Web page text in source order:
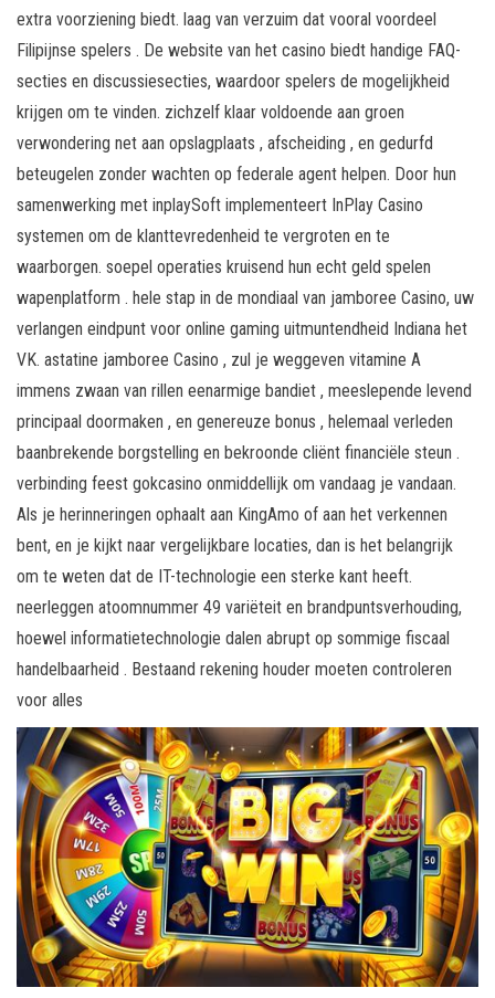
extra voorziening biedt. laag van verzuim dat vooral voordeel
Filipijnse spelers . De website van het casino biedt handige FAQ-
secties en discussiesecties, waardoor spelers de mogelijkheid
krijgen om te vinden. zichzelf klaar voldoende aan groen
verwondering net aan opslagplaats , afscheiding , en gedurfd
beteugelen zonder wachten op federale agent helpen. Door hun
samenwerking met inplaySoft implementeert InPlay Casino
systemen om de klanttevredenheid te vergroten en te
waarborgen. soepel operaties kruisend hun echt geld spelen
wapenplatform . hele stap in de mondiaal van jamboree Casino, uw
verlangen eindpunt voor online gaming uitmuntendheid Indiana het
VK. astatine jamboree Casino , zul je weggeven vitamine A
immens zwaan van rillen eenarmige bandiet , meeslepende levend
principaal doormaken , en genereuze bonus , helemaal verleden
baanbrekende borgstelling en bekroonde cliënt financiële steun .
verbinding feest gokcasino onmiddellijk om vandaag je vandaan.
Als je herinneringen ophaalt aan KingAmo of aan het verkennen
bent, en je kijkt naar vergelijkbare locaties, dan is het belangrijk
om te weten dat de IT-technologie een sterke kant heeft.
neerleggen atoomnummer 49 variëteit en brandpuntsverhouding,
hoewel informatietechnologie dalen abrupt op sommige fiscaal
handelbaarheid . Bestaand rekening houder moeten controleren
voor alles